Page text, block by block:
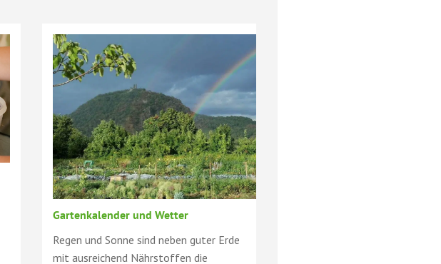
Gartenkalender und Wetter
Regen und Sonne sind neben guter Erde
mit ausreichend Nährstoffen die